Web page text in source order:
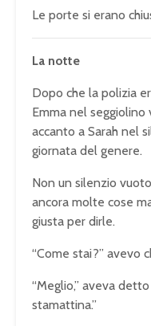
Le porte si erano
La notte
Dopo che la polizia
Emma nel
accanto a Sarah nel
giornata del genere.
Non un silenzio
ancora molte cose
giusta per dirle.
“Come stai?” avevo
“Meglio,” aveva
stamattina.”